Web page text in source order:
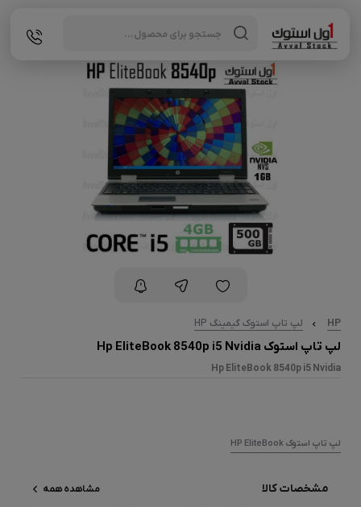
search
HP لپ تاپ استوک گیمینگ HP
لپ تاپ استوک Hp EliteBook 8540p i5 Nvidia
Hp EliteBook 8540p i5 Nvidia
لپ تاپ استوک HP EliteBook
مشخصات کالا مشاهده همه